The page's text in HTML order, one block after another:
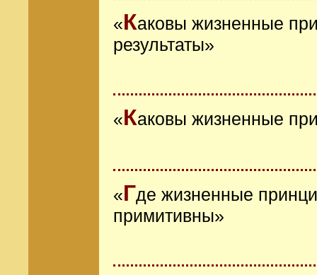
«Каковы жизненные
результаты»
«Каковы жизненные
«Где жизненные
примитивны»